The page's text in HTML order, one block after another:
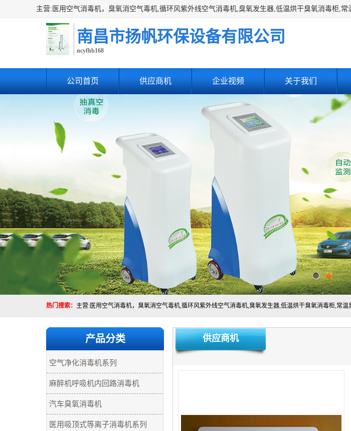
南昌市扬帆环保设备有限公司
ncyfhb168
公司首页 供应商机 企业视频 关于我们
热门搜索：
产品分类
空气净化消毒机系列
麻醉机呼吸机内回路消毒机
汽车臭氧消毒机
医用吸顶式等离子消毒机系列
供应商机